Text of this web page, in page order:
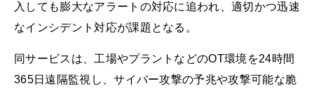
入しても膨大なアラートの対応に追われ、適切かつ迅速
なインシデント対応が課題となる。
同サービスは、工場やプラントなどのOT環境を24時間
365日遠隔監視し、サイバー攻撃の予兆や攻撃可能な脆